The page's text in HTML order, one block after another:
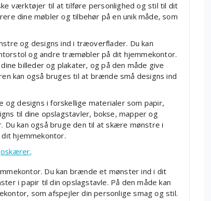
værktøjer til at tilføre personlighed og stil til dit
dine møbler og tilbehør på en unik måde, som
og designs ind i træoverflader. Du kan
og andre træmøbler på dit hjemmekontor.
billeder og plakater, og på den måde give
kan også bruges til at brænde små designs ind
designs i forskellige materialer som papir,
til dine opslagstavler, bokse, mapper og
Du kan også bruge den til at skære mønstre i
hjemmekontor.
Du kan brænde et mønster ind i dit
i papir til din opslagstavle. På den måde kan
som afspejler din personlige smag og stil.